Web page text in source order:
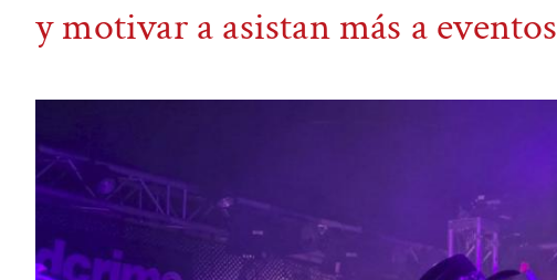
y motivar a asistan más a eventos